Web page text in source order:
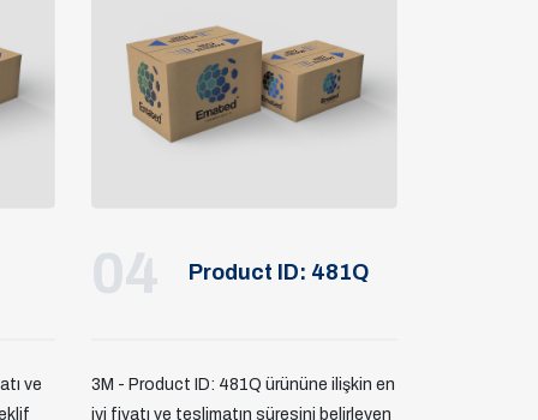
ve
04 Product ID: 481Q
3M - Product ID: 481Q ürününe ilişkin en
iyi fiyatı ve teslimatın süresini belirleyen